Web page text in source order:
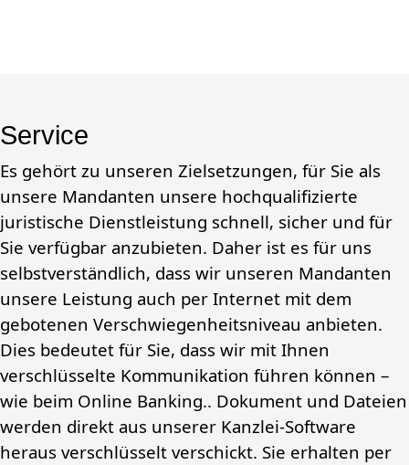
Service
Es gehört zu unseren Zielsetzungen, für Sie als
unsere Mandanten unsere hochqualifizierte
juristische Dienstleistung schnell, sicher und für
Sie verfügbar anzubieten. Daher ist es für uns
selbstverständlich, dass wir unseren Mandanten
unsere Leistung auch per Internet mit dem
gebotenen Verschwiegenheitsniveau anbieten.
Dies bedeutet für Sie, dass wir mit Ihnen
verschlüsselte Kommunikation führen können –
wie beim Online Banking.. Dokument und Dateien
werden direkt aus unserer Kanzlei-Software
heraus verschlüsselt verschickt. Sie erhalten per